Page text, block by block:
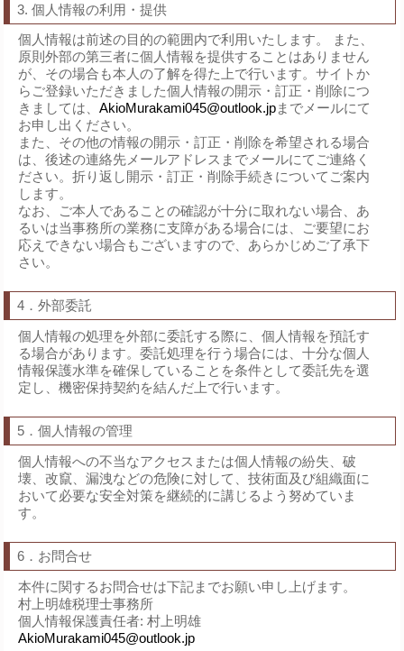
3. 個人情報の利用・提供
個人情報は前述の目的の範囲内で利用いたします。 また、
原則外部の第三者に個人情報を提供することはありません
が、その場合も本人の了解を得た上で行います。サイトか
らご登録いただきました個人情報の開示・訂正・削除につ
きましては、 AkioMurakami045@outlook.jpまでメールにて
お申し出ください。
また、その他の情報の開示・訂正・削除を希望される場合
は、後述の連絡先メールアドレスまでメールにてご連絡く
ださい。折り返し開示・訂正・削除手続きについてご案内
します。
なお、ご本人であることの確認が十分に取れない場合、あ
るいは当事務所の業務に支障がある場合には、ご要望にお
応えできない場合もございますので、あらかじめご了承下
さい。
4．外部委託
個人情報の処理を外部に委託する際に、個人情報を預託す
る場合があります。委託処理を行う場合には、十分な個人
情報保護水準を確保していることを条件として委託先を選
定し、機密保持契約を結んだ上で行います。
5．個人情報の管理
個人情報への不当なアクセスまたは個人情報の紛失、破
壊、改竄、漏洩などの危険に対して、技術面及び組織面に
おいて必要な安全対策を継続的に講じるよう努めていま
す。
6．お問合せ
本件に関するお問合せは下記までお願い申し上げます。
村上明雄税理士事務所
個人情報保護責任者: 村上明雄
AkioMurakami045@outlook.jp